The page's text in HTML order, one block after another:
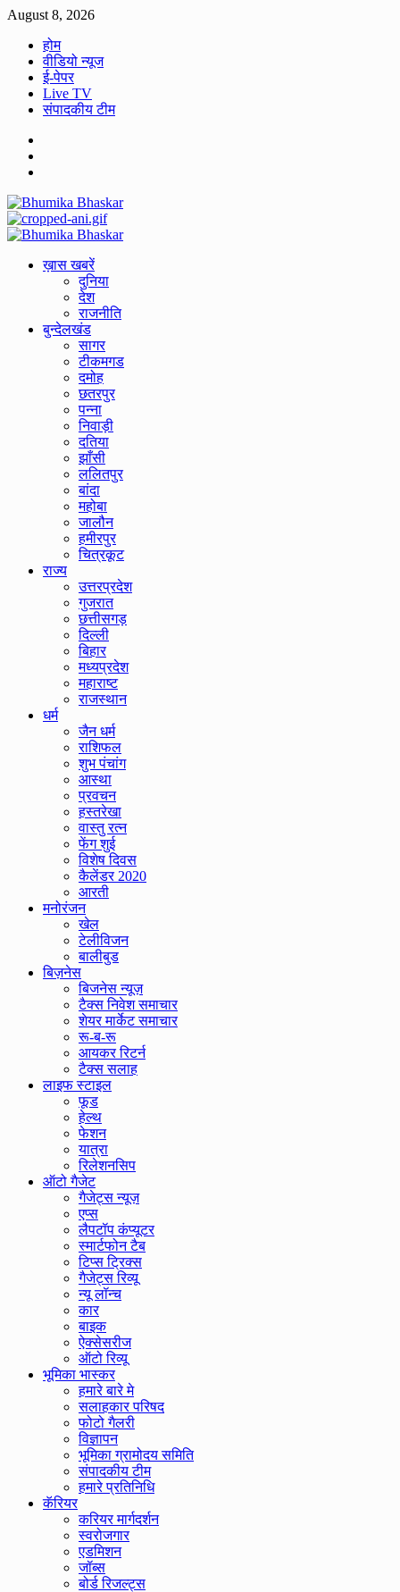
Skip
content
August 8, 2026
होम
वीडियो न्यूज
ई-पेपर
Live TV
संपादकीय टीम
Primary
ख़ास खबरें
दुनिया
देश
राजनीति
बुन्देलखंड
सागर
टीकमगड
दमोह
छतरपुर
पन्ना
निवाड़ी
दतिया
झाँसी
ललितपुर
बांदा
महोबा
जालौन
हमीरपुर
चित्रकूट
राज्य
उत्तरप्रदेश
गुजरात
छत्तीसगड़
दिल्ली
बिहार
मध्यप्रदेश
महाराष्ट
राजस्थान
धर्म
जैन धर्म
राशिफल
शुभ पंचांग
आस्था
प्रवचन
हस्तरेखा
वास्तु रत्न
फेंग शुई
विशेष दिवस
कैलेंडर 2020
आरती
मनोरंजन
खेल
टेलीविजन
बालीबुड
बिज़नेस
बिजनेस न्यूज़
टैक्स निवेश समाचार
शेयर मार्केट समाचार
रू-ब-रू
आयकर रिटर्न
टैक्स सलाह
लाइफ स्टाइल
फूड
हेल्थ
फेशन
यात्रा
रिलेशनसिप
ऑटो गैजेट
गैजेट्स न्यूज़
एप्स
लैपटॉप कंप्यूटर
स्मार्टफोन टैब
टिप्स ट्रिक्स
गैजेट्स रिव्यू
न्यू लॉन्च
कार
बाइक
ऐक्सेसरीज
ऑटो रिव्यू
भूमिका भास्कर
हमारे बारे मे
सलाहकार परिषद
फोटो गैलरी
विज्ञापन
भूमिका ग्रामोदय समिति
संपादकीय टीम
हमारे प्रतिनिधि
कॅरियर
करियर मार्गदर्शन
स्वरोजगार
एडमिशन
जॉब्स
बोर्ड रिजल्ट्स